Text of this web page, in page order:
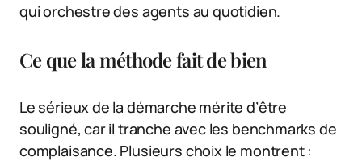
qui orchestre des agents au quotidien.
Ce que la méthode fait de bien
Le sérieux de la démarche mérite d’être
souligné, car il tranche avec les benchmarks de
complaisance. Plusieurs choix le montrent :